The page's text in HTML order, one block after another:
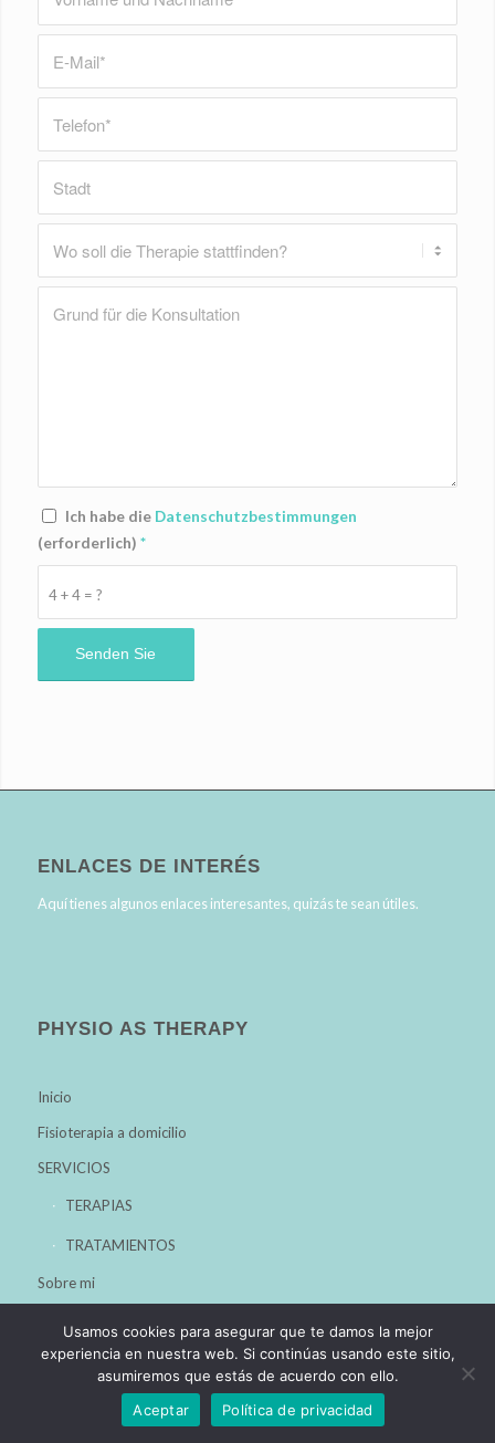
Ich habe die Datenschutzbestimmungen
(erforderlich) *
4 + 4 = ?
ENLACES DE INTERÉS
Aquí tienes algunos enlaces interesantes, quizás te sean útiles.
PHYSIO AS THERAPY
Inicio
Fisioterapia a domicilio
SERVICIOS
TERAPIAS
TRATAMIENTOS
Sobre mi
Usamos cookies para asegurar que te damos la mejor
experiencia en nuestra web. Si continúas usando este sitio,
asumiremos que estás de acuerdo con ello.
Aceptar
Política de privacidad